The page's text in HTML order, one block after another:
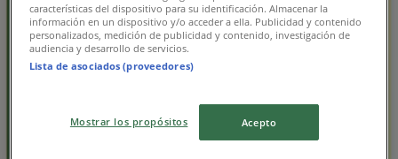
スーパードラッグひまわり
デジタルクーポン表紙
新規
características del dispositivo para su identificación. Almacenar la
información en un dispositivo y/o acceder a ella. Publicidad y contenido
personalizados, medición de publicidad y contenido, investigación de
audiencia y desarrollo de servicios.
Lista de asociados (proveedores)
Mostrar los propósitos Acepto